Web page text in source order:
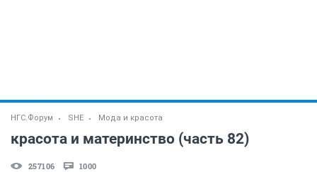
НГС.Форум SHE Мода и красота
красота и материнство (часть 82)
257106 1000